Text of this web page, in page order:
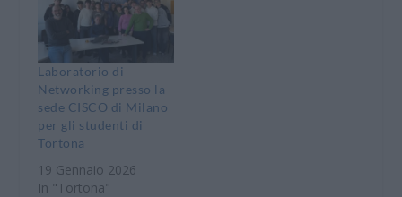
Laboratorio di
Networking presso la
sede CISCO di Milano
per gli studenti di
Tortona
19 Gennaio 2026
In "Tortona"